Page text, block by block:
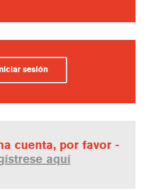
sesión
cuenta, por favor -
aquí